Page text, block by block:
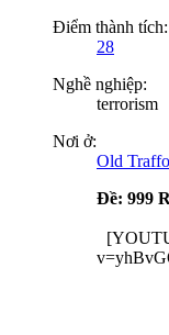
Điểm thành tích:
28
Nghề nghiệp:
terrorism
Nơi ở:
Old
Ðề: 999